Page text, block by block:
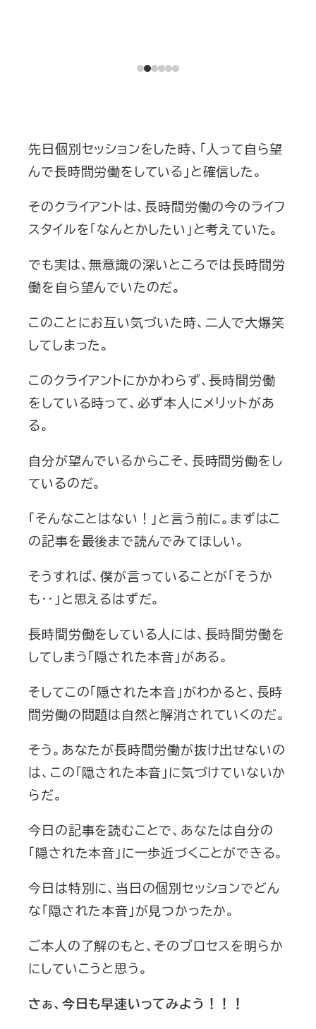
先日個別セッションをした時、「人って自ら望
んで長時間労働をしている」と確信した。
そのクライアントは、長時間労働の今のライフ
スタイルを「なんとかしたい」と考えていた。
でも実は、無意識の深いところでは長時間労
働を自ら望んでいたのだ。
このことにお互い気づいた時、二人で大爆笑
してしまった。
このクライアントにかかわらず、長時間労働
をしている時って、必ず本人にメリットがあ
る。
自分が望んでいるからこそ、長時間労働をし
ているのだ。
「そんなことはない！」と言う前に。まずはこ
の記事を最後まで読んでみてほしい。
そうすれば、僕が言っていることが「そうか
も‥」と思えるはずだ。
長時間労働をしている人には、長時間労働を
してしまう「隠された本音」がある。
そしてこの「隠された本音」がわかると、長時
間労働の問題は自然と解消されていくのだ。
そう。あなたが長時間労働が抜け出せないの
は、この「隠された本音」に気づけていないか
らだ。
今日の記事を読むことで、あなたは自分の
「隠された本音」に一歩近づくことができる。
今日は特別に、当日の個別セッションでどん
な「隠された本音」が見つかったか。
ご本人の了解のもと、そのプロセスを明らか
にしていこうと思う。
さぁ、今日も早速いってみよう！！！